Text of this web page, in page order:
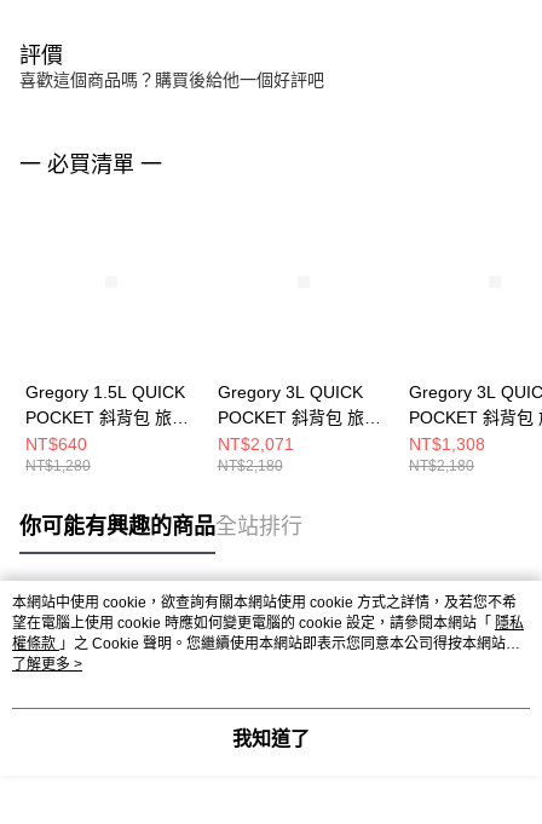
評價
喜歡這個商品嗎？購買後給他一個好評吧
一 必買清單 一
Gregory 1.5L QUICK
POCKET 斜背包 旅行
小包 焦糖棕， S
NT$640
NT$1,280
Gregory 3L QUICK
POCKET 斜背包 旅行
小包 木屋褐
NT$2,071
NT$2,180
Gregory 3L
POCKET 斜背包
小包 棕/淺米黃
NT$1,308
NT$2,180
你可能有興趣的商品全站排行
熱門標籤
本網站中使用 cookie，欲查詢有關本網站使用 cookie 方式之詳情，及若您不希
望在電腦上使用 cookie 時應如何變更電腦的 cookie 設定，請參閱本網站「 隱私
權條款 」之 Cookie 聲明。您繼續使用本網站即表示您同意本公司得按本網站使
用條款之 Cookie 聲明使用 cookie。
了解更多 >
我知道了